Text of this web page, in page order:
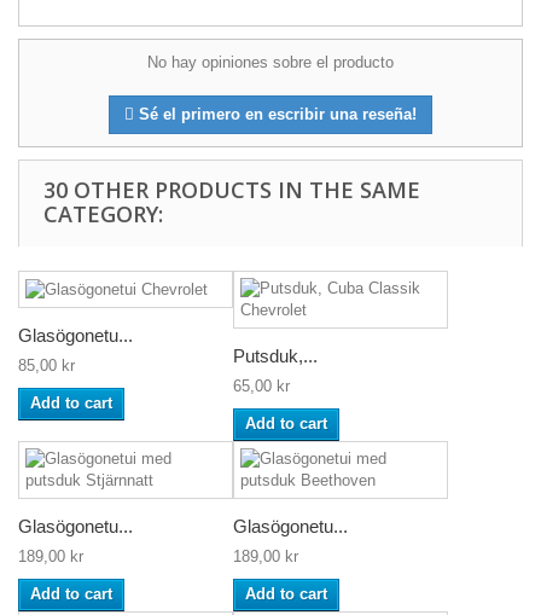
No hay opiniones sobre el producto
Sé el primero en escribir una reseña!
30 OTHER PRODUCTS IN THE SAME
CATEGORY:
Glasögonetu...
85,00 kr
Add to cart
Putsduk,...
65,00 kr
Add to cart
Glasögonetu...
189,00 kr
Add to cart
Glasögonetu...
189,00 kr
Add to cart